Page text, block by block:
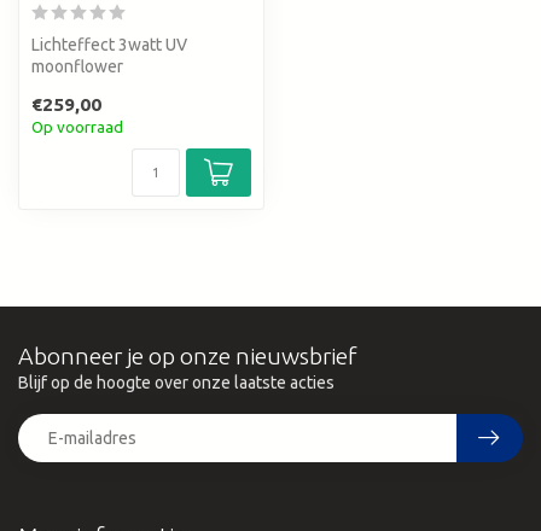
Lichteffect 3watt UV
moonflower
€259,00
Op voorraad
Abonneer je op onze nieuwsbrief
Blijf op de hoogte over onze laatste acties